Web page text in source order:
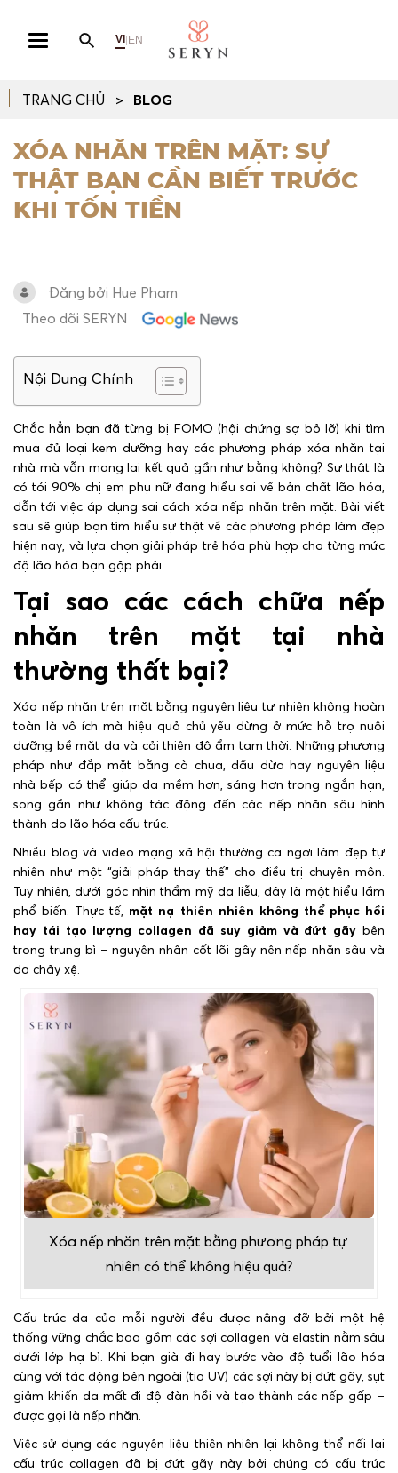
VI | EN
TRANG CHỦ BLOG
XÓA NHĂN TRÊN MẶT: SỰ
THẬT BẠN CẦN BIẾT TRƯỚC
KHI TỐN TIỀN
Đăng bởi Hue Pham
Theo dõi SERYN
Nội Dung Chính
Chắc hẳn bạn đã từng bị FOMO (hội chứng sợ bỏ lỡ) khi tìm
mua đủ loại kem dưỡng hay các phương pháp xóa nhăn tại
nhà mà vẫn mang lại kết quả gần như bằng không? Sự thật là
có tới 90% chị em phụ nữ đang hiểu sai về bản chất lão hóa,
dẫn tới việc áp dụng sai cách xóa nếp nhăn trên mặt. Bài viết
sau sẽ giúp bạn tìm hiểu sự thật về các phương pháp làm đẹp
hiện nay, và lựa chọn giải pháp trẻ hóa phù hợp cho từng mức
độ lão hóa bạn gặp phải.
Tại sao các cách chữa nếp
nhăn trên mặt tại nhà
thường thất bại?
Xóa nếp nhăn trên mặt bằng nguyên liệu tự nhiên không hoàn
toàn là vô ích mà hiệu quả chủ yếu dừng ở mức hỗ trợ nuôi
dưỡng bề mặt da và cải thiện độ ẩm tạm thời. Những phương
pháp như đắp mặt bằng cà chua, dầu dừa hay nguyên liệu
nhà bếp có thể giúp da mềm hơn, sáng hơn trong ngắn hạn,
song gần như không tác động đến các nếp nhăn sâu hình
thành do lão hóa cấu trúc.
Nhiều blog và video mạng xã hội thường ca ngợi làm đẹp tự
nhiên như một “giải pháp thay thế” cho điều trị chuyên môn.
Tuy nhiên, dưới góc nhìn thẩm mỹ da liễu, đây là một hiểu lầm
phổ biến. Thực tế, mặt nạ thiên nhiên không thể phục hồi
hay tái tạo lượng collagen đã suy giảm và đứt gãy bên
trong trung bì – nguyên nhân cốt lõi gây nên nếp nhăn sâu và
da chảy xệ.
Xóa nếp nhăn trên mặt bằng phương pháp tự
nhiên có thể không hiệu quả?
Cấu trúc da của mỗi người đều được nâng đỡ bởi một hệ
thống vững chắc bao gồm các sợi collagen và elastin nằm sâu
dưới lớp hạ bì. Khi bạn già đi hay bước vào độ tuổi lão hóa
cùng với tác động bên ngoài (tia UV) các sợi này bị đứt gãy, sụt
giảm khiến da mất đi độ đàn hồi và tạo thành các nếp gấp –
được gọi là nếp nhăn.
Việc sử dụng các nguyên liệu thiên nhiên lại không thể nối lại
cấu trúc collagen đã bị đứt gãy này bởi chúng có cấu trúc